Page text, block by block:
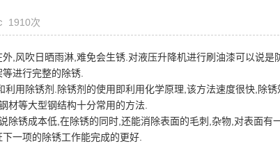
1910次
,风吹日晒雨淋,难免会生锈.对液压升降机进行刷油漆可以说
进行完整的除锈.
用除锈剂.除锈剂的使用即利用化学原理,该方法速度很快,除
材等大型钢结构十分常用的方法.
除锈成本低,在除锈的同时,还能消除表面的毛刺,杂物,对表面有
一项的除锈工作能完成的更好.